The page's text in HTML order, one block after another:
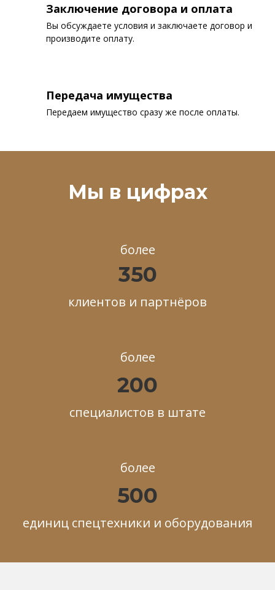
Заключение договора и оплата
Вы обсуждаете условия и заключаете договор и
производите оплату.
Передача имущества
Передаем имущество сразу же после оплаты.
Мы в цифрах
более
350
клиентов и партнёров
более
200
специалистов в штате
более
500
единиц спецтехники и оборудования